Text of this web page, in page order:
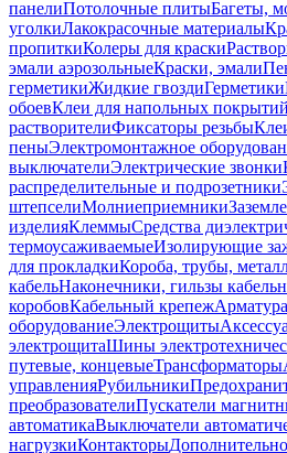
панелиПотолочные плитыБагеты,
уголкиЛакокрасочные материалы
пропиткиКолеры для краски
эмали аэрозольныеКраски, эмали
герметикиЖидкие гвоздиГерметики
обоевКлеи для напольных покрытий
растворителиФиксаторы резьбы
пеныЭлектромонтажное
выключателиЭлектрические звонки
распределительные и подрозетники
штепселиМолниеприемники
изделияКлеммыСредства
термоусаживаемыеИзолирующие
для прокладкиКороба, трубы,
кабельНаконечники, гильзы
коробовКабельный крепеж
оборудованиеЭлектрощиты
электрощитаШины
путевые, концевыеТрансформаторы
управленияРубильники
преобразователиПускатели
автоматикаВыключатели
нагрузкиКонтакторы